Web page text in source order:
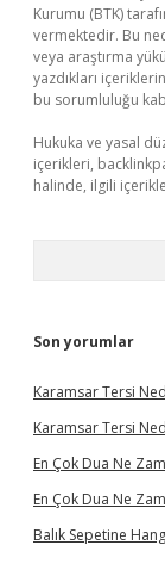
Kurumu (BTK)
vermektedir. Bu
veya araştırma
yazdıkları
bu sorumluluğu
Hukuka ve yasal
içerikleri,
halinde, ilgili
Son yorumlar
Karamsar Tersi
Karamsar Tersi
En Çok Dua Ne
En Çok Dua Ne
Balık Sepetine